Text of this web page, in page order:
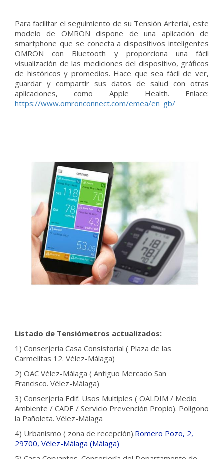
Para facilitar el seguimiento de su Tensión Arterial, este
modelo de OMRON dispone de una aplicación de
smartphone que se conecta a dispositivos inteligentes
OMRON con Bluetooth y proporciona una fácil
visualización de las mediciones del dispositivo, gráficos
de históricos y promedios. Hace que sea fácil de ver,
guardar y compartir sus datos de salud con otras
aplicaciones, como Apple Health. Enlace:
https://www.omronconnect.com/emea/en_gb/
Listado de Tensiómetros actualizados:
1) Conserjería Casa Consistorial ( Plaza de las
Carmelitas 12. Vélez-Málaga)
2) OAC Vélez-Málaga ( Antiguo Mercado San
Francisco. Vélez-Málaga)
3) Conserjería Edif. Usos Multiples ( OALDIM / Medio
Ambiente / CADE / Servicio Prevención Propio). Polígono
la Pañoleta. Vélez-Málaga
4) Urbanismo ( zona de recepción).Romero Pozo, 2,
29700, Vélez-Málaga (Málaga)